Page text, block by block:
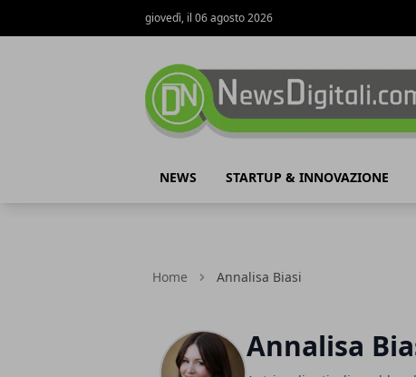
giovedì, il 06 agosto 2026
NEWS STARTUP & INNOVAZIONE
Home Annalisa Biasi
Annalisa